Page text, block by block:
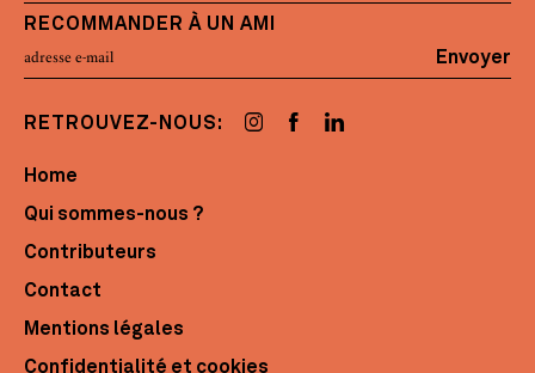
RECOMMANDER À UN AMI
Envoyer
RETROUVEZ-NOUS:
Home
Qui sommes-nous ?
Contributeurs
Contact
Mentions légales
Confidentialité et cookies